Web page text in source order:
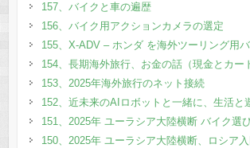
157、バイクと車の遍歴
156、バイク用アクションカメラの選定
155、X-ADV – ホンダ を海外ツーリング用バ
154、長期海外旅行、お金の話（現金とカー
153、2025年海外旅行のネット接続
152、近未来のAIロボットと一緒に、生活と
151、2025年 ユーラシア大陸横断 バイク選
150、2025年 ユーラシア大陸横断、ロシア